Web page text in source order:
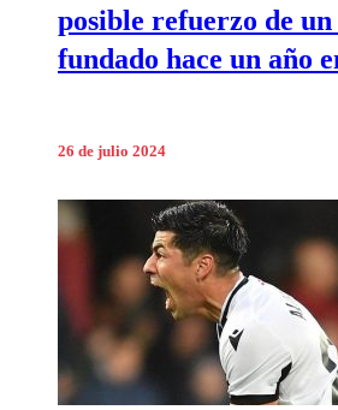
posible refuerzo de un
fundado hace un año
26 de julio 2024